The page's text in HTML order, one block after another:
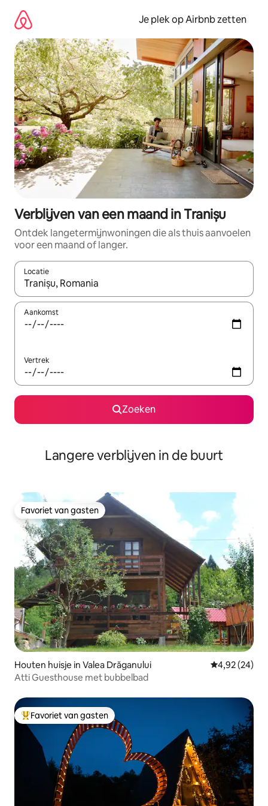
direct
naar
inhoud
Je plek op Airbnb zetten
Verblijven van een maand in Tranișu
Ontdek langetermijnwoningen die als thuis aanvoelen
voor een maand of langer.
Locatie
Wanneer er resultaten beschikbaar zijn, maak je een keuze
Aankomst
Vertrek
Zoeken
Langere verblijven in de buurt
Favoriet van gasten
Favoriet van gasten
Houten huisje in Valea Drăganului Gemiddelde
4,92 (24)
Atti Guesthouse met bubbelbad
Topfavoriet van gasten
Favoriet van gasten